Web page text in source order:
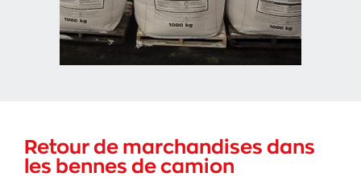
Retour de marchandises dans
les bennes de camion